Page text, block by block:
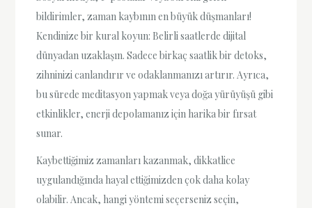
bildirimler, zaman kaybının en büyük düşmanları!
Kendinize bir kural koyun: Belirli saatlerde dijital
dünyadan uzaklaşın. Sadece birkaç saatlik bir detoks,
zihninizi canlandırır ve odaklanmanızı artırır. Ayrıca,
bu sürede meditasyon yapmak veya doğa yürüyüşü gibi
etkinlikler, enerji depolamanız için harika bir fırsat
sunar.
Kaybettiğimiz zamanları kazanmak, dikkatlice
uygulandığında hayal ettiğimizden çok daha kolay
olabilir. Ancak, hangi yöntemi seçerseniz seçin,